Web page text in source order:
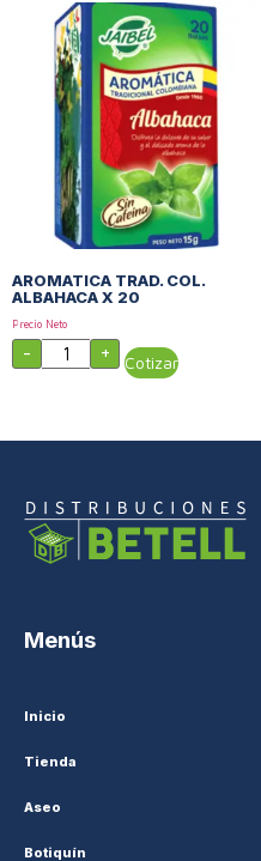
AROMATICA TRAD. COL.
ALBAHACA X 20
Precio Neto
- + Cotizar
Menús
Inicio
Tienda
Aseo
Botiquín